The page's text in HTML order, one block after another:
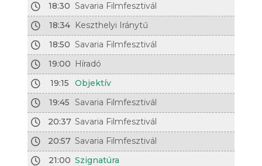
18:30 Savaria Filmfesztivál
18:34 Keszthelyi Iránytű
18:50 Savaria Filmfesztivál
19:00 Híradó
19:15
Objektív
19:45
Savaria Filmfesztivál
20:37 Savaria Filmfesztivál
20:57 Savaria Filmfesztivál
21:00 Szignatúra